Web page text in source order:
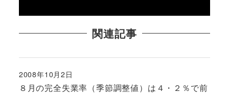
関連記事
８月の完全失業率（季節調整値）は４・２％で前
投稿日
2008年10月2日